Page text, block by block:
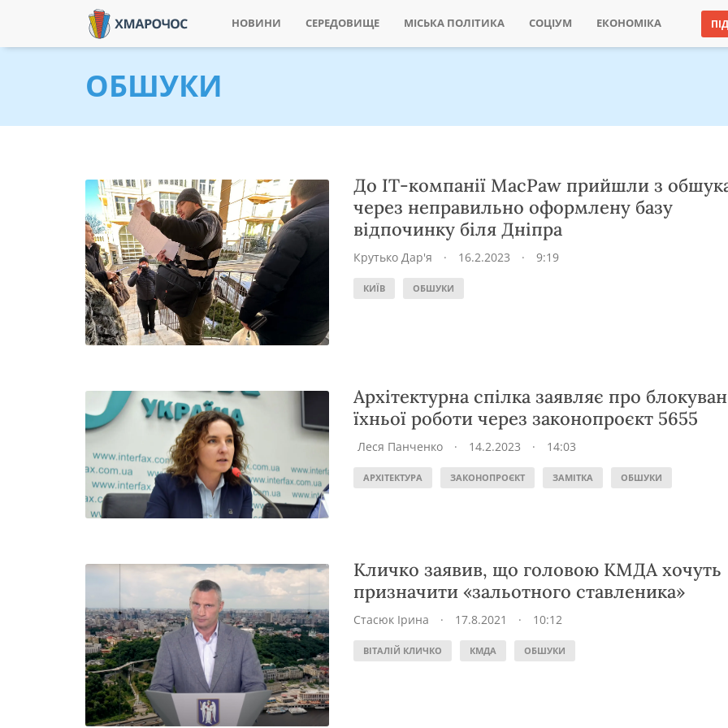
НОВИНИ СЕРЕДОВИЩЕ МІСЬКА ПОЛІТИКА СОЦІУМ ЕКОНОМІКА
ОБШУКИ
До ІТ-компанії MacPaw прийшли з
через неправильно оформлену базу
відпочинку біля Дніпра
Крутько Дар'я · 16.2.2023 · 9:19
КИЇВ ОБШУКИ
Архітектурна спілка заявляє про
їхньої роботи через законопроєкт 5655
Леся Панченко · 14.2.2023 · 14:03
АРХІТЕКТУРА ЗАКОНОПРОЄКТ ЗАМІТКА ОБШУКИ
Кличко заявив, що головою КМДА хочуть
призначити «зальотного ставленика»
Стасюк Ірина · 17.8.2021 · 10:12
ВІТАЛІЙ КЛИЧКО КМДА ОБШУКИ